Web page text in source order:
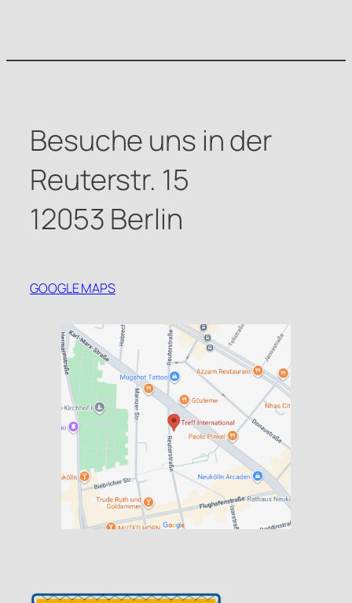
Besuche uns in der
Reuterstr. 15
12053 Berlin
GOOGLE MAPS